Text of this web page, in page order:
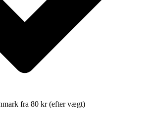
fra 80 kr (efter vægt)